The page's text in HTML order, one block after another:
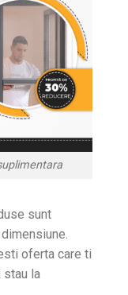
sunt
oferta care ti
la